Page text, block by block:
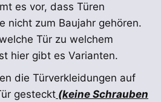
es vor, dass Türen
nicht zum Baujahr gehören.
Tür zu welchem
hier gibt es Varianten.
die Türverkleidungen auf
gesteckt (keine Schrauben